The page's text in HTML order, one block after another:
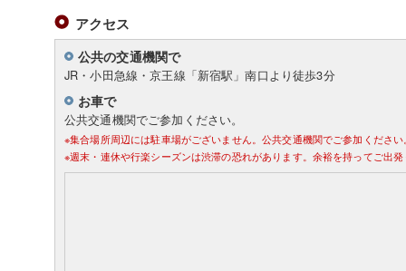
アクセス
公共の交通機関で
JR・小田急線・京王線「新宿駅」南口より徒歩3分
お車で
公共交通機関でご参加ください。
※集合場所周辺には駐車場がございません。公共交通機関でご参加ください
※週末・連休や行楽シーズンは渋滞の恐れがあります。余裕を持ってご出